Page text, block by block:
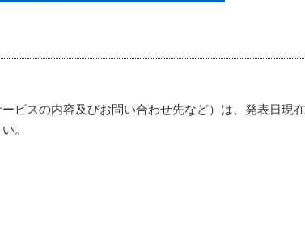
ビスの内容及びお問い合わせ先など）は、発表日現
。